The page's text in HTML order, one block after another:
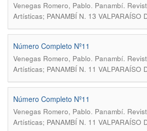
Venegas Romero, Pablo. Panambí.
Artísticas; PANAMBÍ N. 13 VALPARAÍSO
Número Completo Nº11
Venegas Romero, Pablo. Panambí.
Artísticas; PANAMBÍ N. 11 VALPARAÍSO
Número Completo Nº11
Venegas Romero, Pablo. Panambí.
Artísticas; PANAMBÍ N. 11 VALPARAÍSO